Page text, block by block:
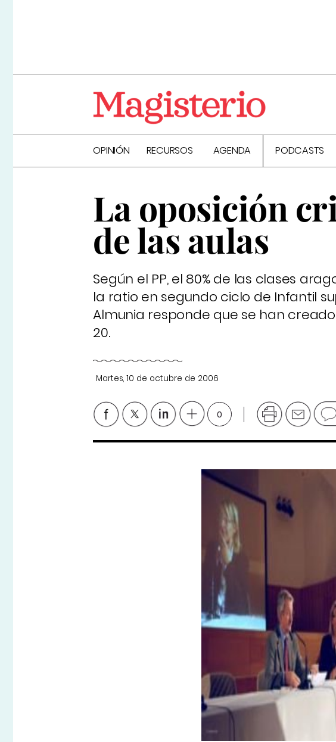
OPINIÓN RECURSOS AGENDA PODCASTS
La oposición
de las aulas
Según el PP, el 80% de las clases
la ratio en segundo ciclo de Infantil
Almunia responde que se han
20.
Martes, 10 de octubre de 2006
0